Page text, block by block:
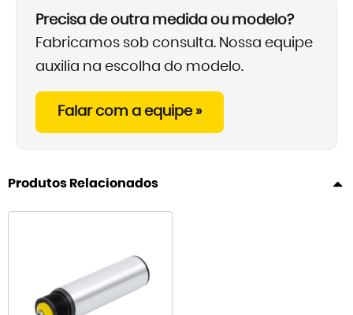
Precisa de outra medida ou modelo?
Fabricamos sob consulta. Nossa equipe
auxilia na escolha do modelo.
Falar com a equipe »
Produtos Relacionados